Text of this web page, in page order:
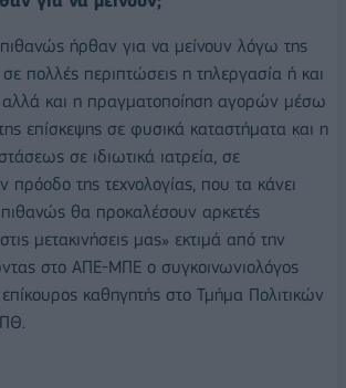
ήρθαν για να μείνουν λόγω της
πολλές περιπτώσεις η τηλεργασία ή και
αλλά και η πραγματοποίηση αγορών μέσω
επίσκεψης σε φυσικά καταστήματα και η
σε ιδιωτικά ιατρεία, σε
της τεχνολογίας, που τα κάνει
θα προκαλέσουν αρκετές
μετακινήσεις μας» εκτιμά από την
στο ΑΠΕ-ΜΠΕ ο συγκοινωνιολόγος
καθηγητής στο Τμήμα Πολιτικών